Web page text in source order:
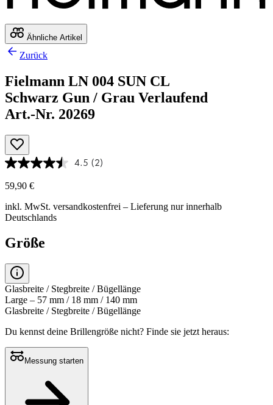
Ähnliche Artikel
Zurück
Fielmann LN 004 SUN CL
Schwarz Gun / Grau Verlaufend
Art.-Nr. 20269
4.5 (2)
59,90 €
inkl. MwSt. versandkostenfrei – Lieferung nur innerhalb
Deutschlands
Größe
Glasbreite / Stegbreite / Bügellänge
Large – 57 mm / 18 mm / 140 mm
Glasbreite / Stegbreite / Bügellänge
Du kennst deine Brillengröße nicht? Finde sie jetzt heraus:
Messung starten